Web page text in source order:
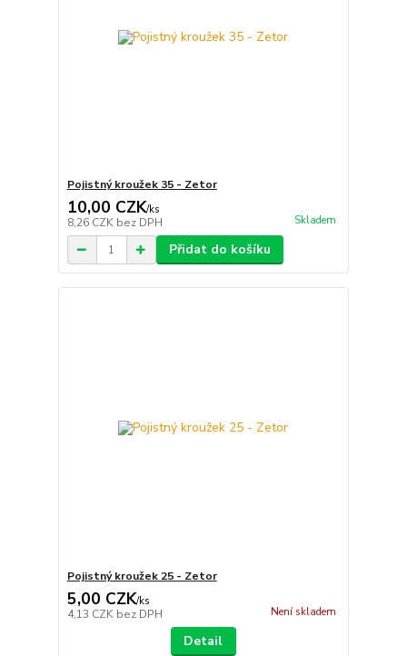
Pojistný kroužek 35 - Zetor
10,00 CZK/ks
8,26 CZK bez DPH Skladem
Přidat do košíku
Pojistný kroužek 25 - Zetor
5,00 CZK/ks
4,13 CZK bez DPH Není skladem
Detail